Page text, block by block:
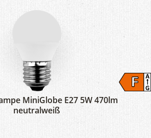
MiniGlobe E27 5W 470lm
neutralweiß